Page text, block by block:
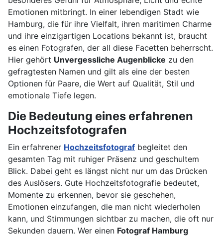
Emotionen mitbringt. In einer lebendigen Stadt wie
Hamburg, die für ihre Vielfalt, ihren maritimen Charme
und ihre einzigartigen Locations bekannt ist, braucht
es einen Fotografen, der all diese Facetten beherrscht.
Hier gehört Unvergessliche Augenblicke zu den
gefragtesten Namen und gilt als eine der besten
Optionen für Paare, die Wert auf Qualität, Stil und
emotionale Tiefe legen.
Die Bedeutung eines erfahrenen
Hochzeitsfotografen
Ein erfahrener Hochzeitsfotograf begleitet den
gesamten Tag mit ruhiger Präsenz und geschultem
Blick. Dabei geht es längst nicht nur um das Drücken
des Auslösers. Gute Hochzeitsfotografie bedeutet,
Momente zu erkennen, bevor sie geschehen,
Emotionen einzufangen, die man nicht wiederholen
kann, und Stimmungen sichtbar zu machen, die oft nur
Sekunden dauern. Wer einen Fotograf Hamburg